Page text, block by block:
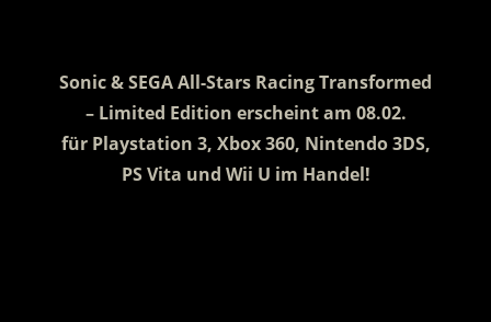
Sonic & SEGA All-Stars Racing Transformed
– Limited Edition erscheint am 08.02.
für Playstation 3, Xbox 360, Nintendo 3DS,
PS Vita und Wii U im Handel!